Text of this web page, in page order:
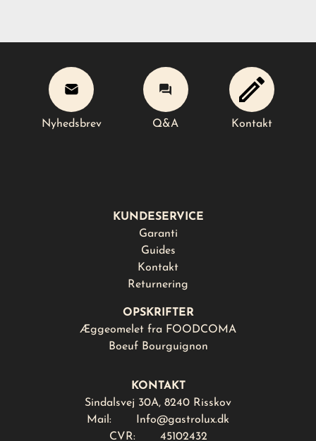
Læg i kurv
Nyhedsbrev
Nyhedsbrev
Q&A
Q&A
Kontakt
Kontakt
KUNDESERVICE
Garanti
Guides
Kontakt
Returnering
OPSKRIFTER
Æggeomelet fra FOODCOMA
Boeuf Bourguignon
KONTAKT
Sindalsvej 30A, 8240 Risskov
Mail:
Info@gastrolux.dk
CVR: 45102432